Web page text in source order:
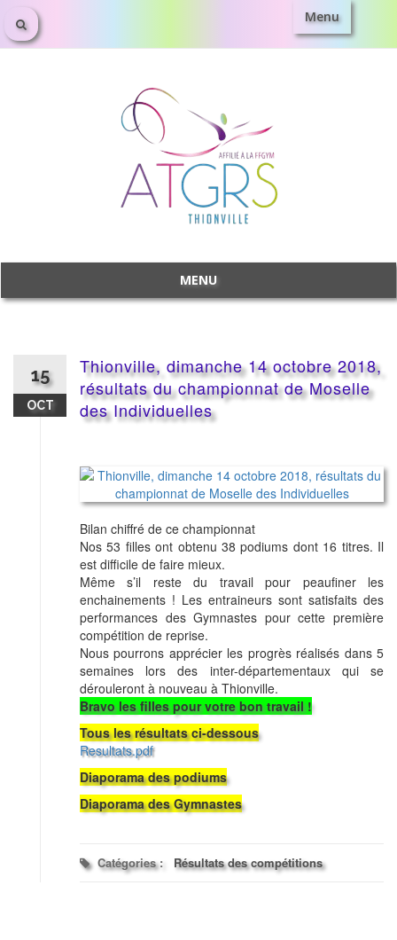
Menu
Aller
MENU
Aller
15
OCT
Thionville, dimanche 14 octobre 2018,
résultats du championnat de Moselle
des Individuelles
Bilan chiffré de ce championnat
Nos 53 filles ont obtenu 38 podiums dont 16 titres. Il
est difficile de faire mieux.
Même s’il reste du travail pour peaufiner les
enchainements ! Les entraineurs sont satisfaits des
performances des Gymnastes pour cette première
compétition de reprise.
Nous pourrons apprécier les progrès réalisés dans 5
semaines lors des inter-départementaux qui se
dérouleront à nouveau à Thionville.
Bravo les filles pour votre bon travail !
Tous les résultats ci-dessous
Resultats.pdf
Diaporama des podiums
Diaporama des Gymnastes
Catégories : Résultats des compétitions